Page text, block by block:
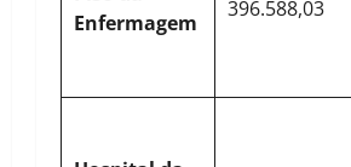
Enfermagem
396.588,03